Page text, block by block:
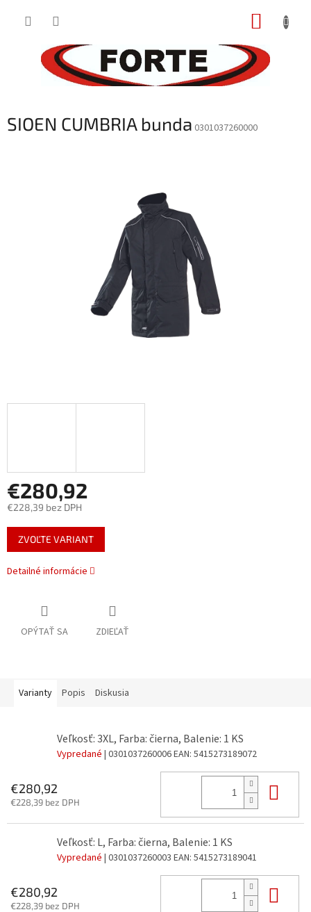
SIOEN CUMBRIA bunda 0301037260000
€280,92
€228,39 bez DPH
Jednotková
cena:
ZVOĽTE VARIANT
Detailné informácie
OPÝTAŤ SA ZDIEĽAŤ
Varianty Popis Diskusia
Veľkosť: 3XL, Farba: čierna, Balenie: 1 KS
Vypredané | 0301037260006EAN: 5415273189072
€280,92
€228,39 bez DPH
Veľkosť: L, Farba: čierna, Balenie: 1 KS
Vypredané | 0301037260003 EAN: 5415273189041
€280,92
€228,39 bez DPH